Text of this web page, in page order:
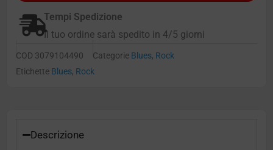
Tempi Spedizione
Il tuo ordine sarà spedito in 4/5 giorni
COD 3079104490 Categorie Blues, Rock
Etichette Blues, Rock
Descrizione